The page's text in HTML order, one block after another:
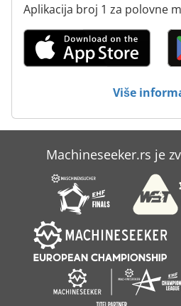
Aplikacija broj 1 za polovne
Više
Machineseeker.rs je